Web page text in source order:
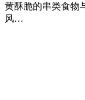
黄酥脆的串类食物
风…